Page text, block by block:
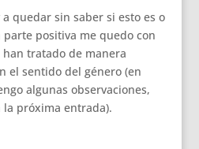
quedar sin saber si esto es o
positiva me quedo con
han tratado de manera
el sentido del género (en
algunas observaciones,
próxima entrada).